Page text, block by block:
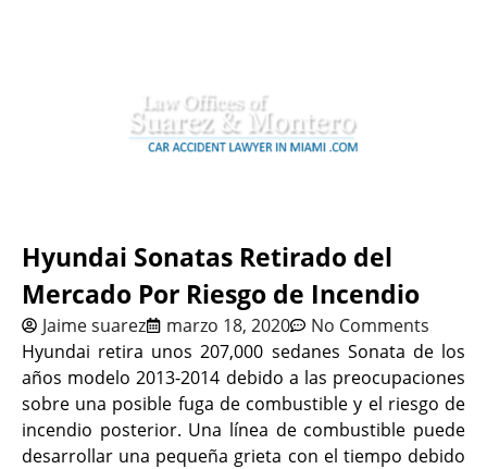
Hyundai Sonatas Retirado del
Mercado Por Riesgo de Incendio
Jaime suarez marzo 18, 2020
No Comments
Hyundai retira unos 207,000 sedanes Sonata de los
años modelo 2013-2014 debido a las preocupaciones
sobre una posible fuga de combustible y el riesgo de
incendio posterior. Una línea de combustible puede
desarrollar una pequeña grieta con el tiempo debido